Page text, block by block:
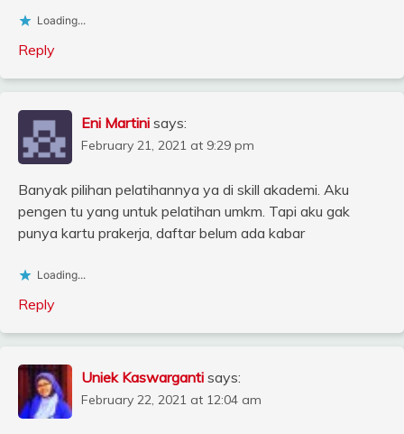
Loading...
Reply
Eni Martini says:
February 21, 2021 at 9:29 pm
Banyak pilihan pelatihannya ya di skill akademi. Aku
pengen tu yang untuk pelatihan umkm. Tapi aku gak
punya kartu prakerja, daftar belum ada kabar
Loading...
Reply
Uniek Kaswarganti says:
February 22, 2021 at 12:04 am